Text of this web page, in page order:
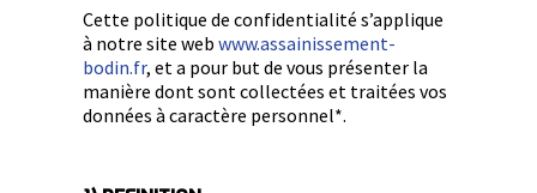
Cette politique de confidentialité s’applique
à notre site web www.assainissement-
bodin.fr, et a pour but de vous présenter la
manière dont sont collectées et traitées vos
données à caractère personnel*.